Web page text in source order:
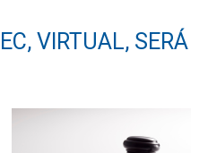
VIRTUAL, SERÁ